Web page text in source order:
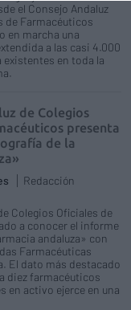
el Consejo Andaluz
de Farmacéuticos
en marcha una
a las casi 4.000
en toda la
de Colegios
presenta
de la
Redacción
Colegios Oficiales de
a conocer el informe
andaluza» con
Farmacéuticas
El dato más destacado
diez farmacéuticos
en activo ejerce en una